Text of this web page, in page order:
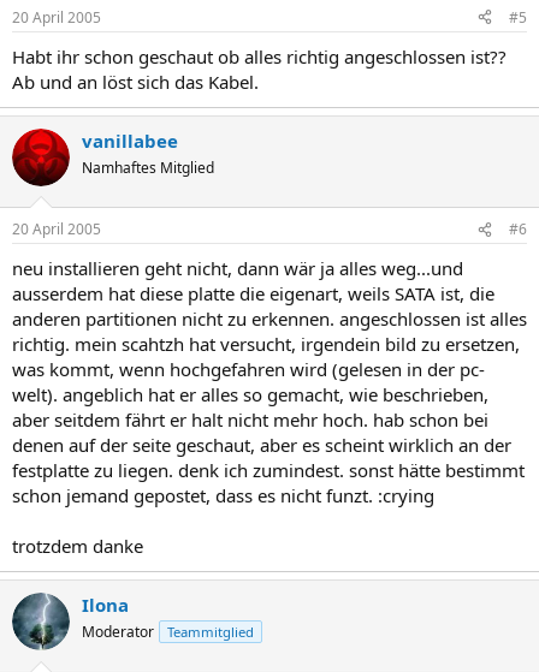
20 April 2005 #5
Habt ihr schon geschaut ob alles richtig angeschlossen ist??
Ab und an löst sich das Kabel.
vanillabee
Namhaftes Mitglied
20 April 2005 #6
neu installieren geht nicht, dann wär ja alles weg...und
ausserdem hat diese platte die eigenart, weils SATA ist, die
anderen partitionen nicht zu erkennen. angeschlossen ist alles
richtig. mein scahtzh hat versucht, irgendein bild zu ersetzen,
was kommt, wenn hochgefahren wird (gelesen in der pc-
welt). angeblich hat er alles so gemacht, wie beschrieben,
aber seitdem fährt er halt nicht mehr hoch. hab schon bei
denen auf der seite geschaut, aber es scheint wirklich an der
festplatte zu liegen. denk ich zumindest. sonst hätte bestimmt
schon jemand gepostet, dass es nicht funzt. :crying
trotzdem danke
Ilona
Moderator Teammitglied